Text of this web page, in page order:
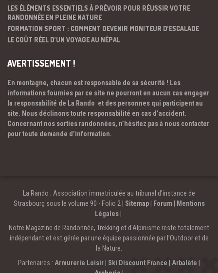
LES ÉLÉMENTS ESSENTIELS À PRÉVOIR POUR RÉUSSIR VOTRE
RANDONNÉE EN PLEINE NATURE
FORMATION SPORT : COMMENT DEVENIR MONITEUR D’ESCALADE
LE COÛT RÉEL D’UN VOYAGE AU NÉPAL
AVERTISSEMENT !
En montagne, chacun est responsable de sa sécurité ! Les
informations fournies par ce site ne pourront en aucun cas engager
la responsabilité de La Rando et des personnes qui participent au
site. Nous déclinons toute responsabilité en cas d’accident.
Concernant nos sorties randonnées, n’hésitez pas à nous contacter
pour toute demande d’information.
La Rando : Association immatriculée au tribunal d’instance de
Strasbourg sous le volume 90 - Folio 2 | Sitemap| Forum
Mentions
Légales
Notre Magazine de Randonnée, Trekking et d'Alpinisme reste totalement
indépendant et est gérée par une équipe passionnée par l’Outdoor et de
la Nature.
Partenaires : Armurerie Loisir Ski Discount France Arbalète